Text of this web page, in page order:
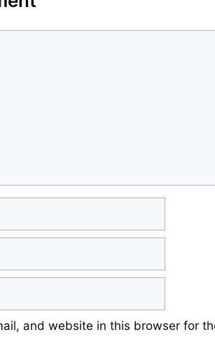
and website in this browser for